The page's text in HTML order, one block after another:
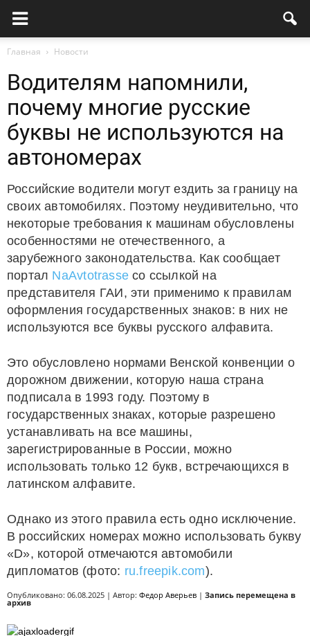
Главная Новости
Водителям напомнили,
почему многие русские
буквы не используются на
автономерах
Российские водители могут ездить за границу на
своих автомобилях. Поэтому неудивительно, что
некоторые требования к машинам обусловлены
особенностями не отечественного, а
зарубежного законодательства. Как сообщает
портал NaAvtotrasseсо ссылкой на
представителя ГАИ, эти применимо к правилам
оформления государственных знаков: в них не
используются все буквы русского алфавита.
Это обусловлено нормами Венской конвенции о
дорожном движении, которую наша страна
подписала в 1993 году. Поэтому в
государственных знаках, которые разрешено
устанавливать на все машины,
зарегистрированные в России, можно
использовать только 12 букв, встречающихся в
латинском алфавите.
Однако из этого правила есть одно исключение.
В российских номерах можно использовать букву
«D», которой отмечаются автомобили
дипломатов (фото: ru.freepik.com).
Опубликовано: 06.08.2025 | Автор: Федор Аверьев | Запись перемещена в
архив